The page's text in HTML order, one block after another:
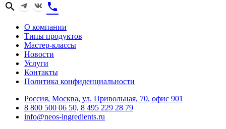
search phone
О компании
Типы продуктов
Мастер-классы
Новости
Услуги
Контакты
Политика конфиденциальности
Россия, Москва, ул. Привольная, 70, офис 901
8 800 500 06 50, 8 495 229 28 79
info@neos-ingredients.ru